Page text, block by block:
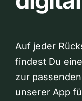
Auf jeder
findest Du
zur
unserer App